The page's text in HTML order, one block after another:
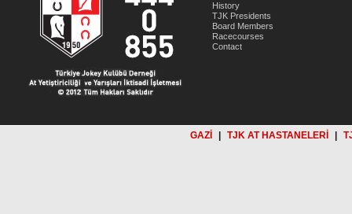
History
TJK Presidents
Board Members
Racecourses
Contact
GAZİ TJK AT HASTANELERİ